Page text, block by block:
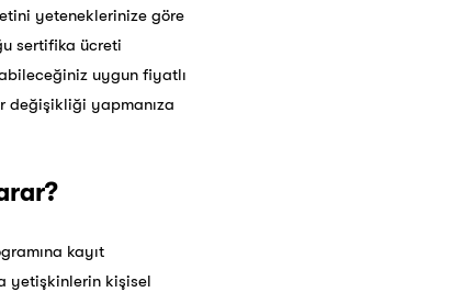
yeteneklerinize göre
sertifika ücreti
uygun fiyatlı
değişikliği yapmanıza
kayıt
yetişkinlerin kişisel